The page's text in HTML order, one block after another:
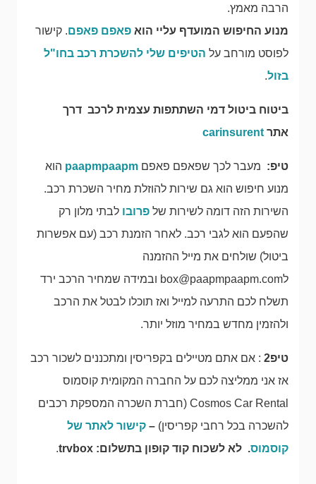
הרבה מאמץ.
מנוע החיפוש המועדף עליי הוא פאפם פאפם. קישור
לפוסט מורחב על הטיפים שלי להשכרת רכב בחו"ל
בזול.
ביטוח ביטול דמי השתתפות עצמית לרכב דרך
אתר carinsurent
טיפ: מעבר לכך שפאפם פאפם paapmpaapm הוא
מנוע חיפוש הוא גם שירות להוזלת מחיר השכרת רכב.
השירות הזה דומה לשירות של פרובו לבתי מלון רק
שהפעם הוא לגבי רכב. לאחר הזמנת רכב (עם אפשרות
ביטול) שולחים את מייל ההזמנה
לbox@paapmpaapm.com ובמידה שמחיר הרכב ירד
תשלח לכם התרעה למייל ואז תוכלו לבטל את הרכב
ולהזמין מחדש במחיר מוזל יותר.
טיפ2
: אם אתם מטיילים בקפריסין ומתכננים לשכור רכב
אז אני ממליצה לכם על החברה המקומית קוסמוס
Cosmos Car Rental (חברת השכרה המספקת רכבים
להשכרה בכל רחבי קפריסין) – קישור לאתר של
קוסמוס. לא לשכוח קוד קופון בתשלום: trvbox .